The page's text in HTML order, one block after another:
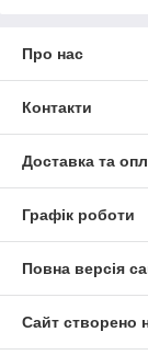
Про нас
Контакти
Доставка та
Графік роботи
Повна версія
Сайт створено